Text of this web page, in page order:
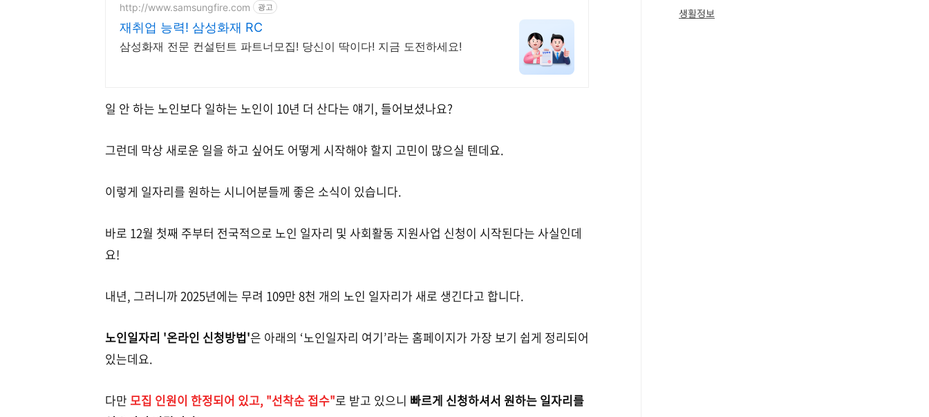
http://www.samsungfire.com 광고
재취업 능력! 삼성화재 RC
삼성화재 전문 컨설턴트 파트너모집! 당신이 딱이다! 지금 도전하세요!
일 안 하는 노인보다 일하는 노인이 10년 더 산다는 얘기, 들어보셨나요?
그런데 막상 새로운 일을 하고 싶어도 어떻게 시작해야 할지 고민이 많으실 텐데요.
이렇게 일자리를 원하는 시니어분들께 좋은 소식이 있습니다.
바로 12월 첫째 주부터 전국적으로 노인 일자리 및 사회활동 지원사업 신청이 시작된다는 사실인데
요!
내년, 그러니까 2025년에는 무려 109만 8천 개의 노인 일자리가 새로 생긴다고 합니다.
노인일자리 '온라인 신청방법'은 아래의 ‘노인일자리 여기’라는 홈페이지가 가장 보기 쉽게 정리되어
있는데요.
다만 모집 인원이 한정되어 있고, "선착순 접수"로 받고 있으니 빠르게 신청하셔서 원하는 일자리를
생활정보